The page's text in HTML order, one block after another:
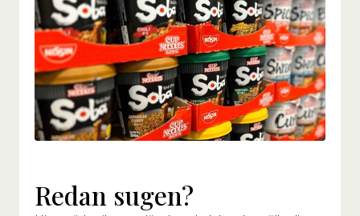
Redan sugen?